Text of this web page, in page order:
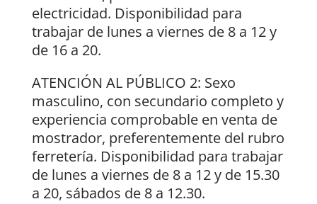
electricidad. Disponibilidad para
trabajar de lunes a viernes de 8 a 12 y
de 16 a 20.
ATENCIÓN AL PÚBLICO 2: Sexo
masculino, con secundario completo y
experiencia comprobable en venta de
mostrador, preferentemente del rubro
ferretería. Disponibilidad para trabajar
de lunes a viernes de 8 a 12 y de 15.30
a 20, sábados de 8 a 12.30.